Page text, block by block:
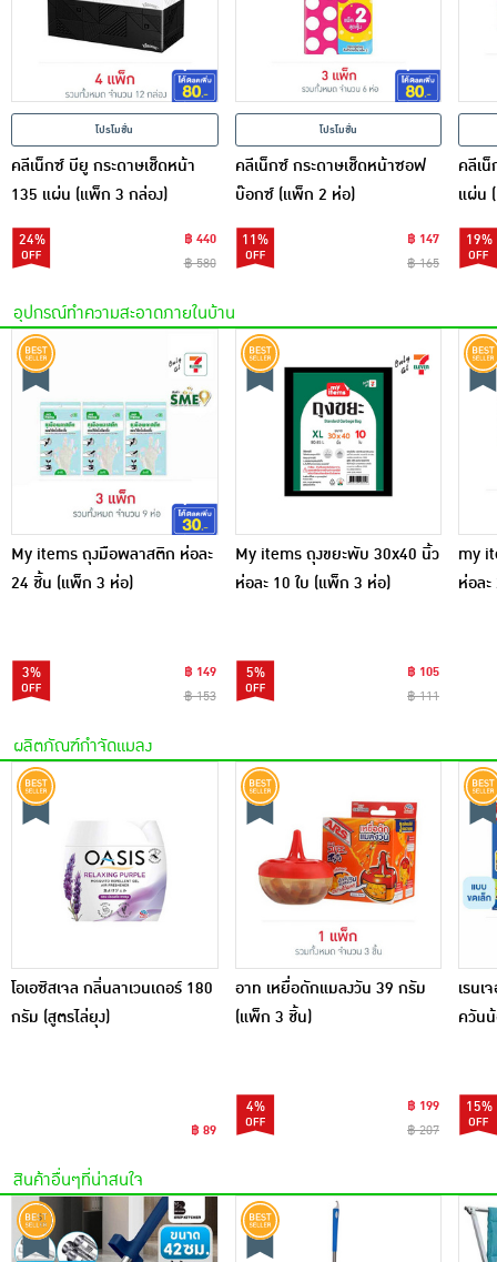
โปรโมชั่น
คลีเน็กซ์ บียู กระดาษเช็ดหน้า
135 แผ่น (แพ็ก 3 กล่อง)
24%
฿ 440
฿ 580
โปรโมชั่น
คลีเน็กซ์ กระดาษเช็ดหน้าซอฟ
บ๊อกซ์ (แพ็ก 2 ห่อ)
11%
฿ 147
฿ 165
คลีเ
แผ่น
19%
อุปกรณ์ทำความสะอาดภายในบ้าน
My items ถุงมือพลาสติก ห่อละ
24 ชิ้น (แพ็ก 3 ห่อ)
3%
฿ 149
฿ 153
My items ถุงขยะพับ 30x40 นิ้ว
ห่อละ 10 ใบ (แพ็ก 3 ห่อ)
5%
฿ 105
฿ 111
my
ห่อล
ผลิตภัณฑ์กำจัดแมลง
โอเอซิสเจล กลิ่นลาเวนเดอร์ 180
กรัม (สูตรไล่ยุง)
฿ 89
อาท เหยื่อดักแมลงวัน 39 กรัม
(แพ็ก 3 ชิ้น)
4%
฿ 199
฿ 207
เรน
ควัน
15%
สินค้าอื่นๆที่น่าสนใจ